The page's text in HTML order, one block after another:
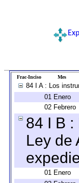
Frac-Inciso Mes
84 I A : Los
01 Enero
02 Febrero
84 I B
Ley de
01 Enero